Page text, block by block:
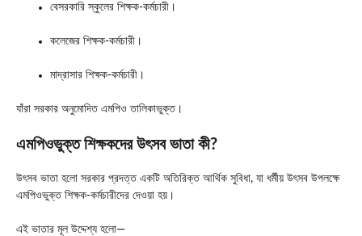
বেসরকারি স্কুলের শিক্ষক-কর্মচারী।
কলেজের শিক্ষক-কর্মচারী।
মাদ্রাসার শিক্ষক-কর্মচারী।
যাঁরা সরকার অনুমোদিত এমপিও তালিকাভুক্ত।
এমপিওভুক্ত শিক্ষকদের উৎসব ভাতা কী?
উৎসব ভাতা হলো সরকার প্রদত্ত একটি অতিরিক্ত আর্থিক সুবিধা, যা ধর্মীয় উৎসব উপলক্ষে
এমপিওভুক্ত শিক্ষক-কর্মচারীদের দেওয়া হয়।
এই ভাতার মূল উদ্দেশ্য হলো—